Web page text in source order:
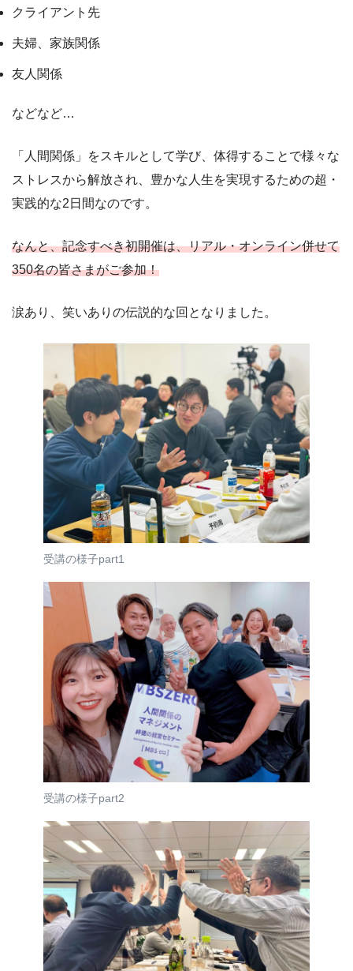
クライアント先
夫婦、家族関係
友人関係
などなど…
「人間関係」をスキルとして学び、体得することで様々な
ストレスから解放され、豊かな人生を実現するための超・
実践的な2日間なのです。
なんと、記念すべき初開催は、リアル・オンライン併せて
350名の皆さまがご参加！
涙あり、笑いありの伝説的な回となりました。
受講の様子part1
受講の様子part2